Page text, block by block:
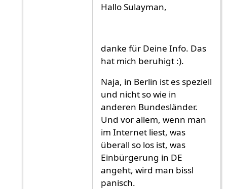
Hallo Sulayman,
danke für Deine Info. Das
hat mich beruhigt :).
Naja, in Berlin ist es speziell
und nicht so wie in
anderen Bundesländer.
Und vor allem, wenn man
im Internet liest, was
überall so los ist, was
Einbürgerung in DE
angeht, wird man bissl
panisch.